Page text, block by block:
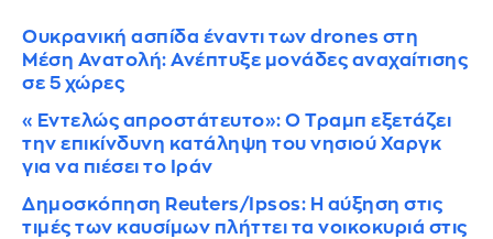
Ουκρανική ασπίδα έναντι των drones στη
Μέση Ανατολή: Ανέπτυξε μονάδες αναχαίτισης
σε 5 χώρες
«Εντελώς απροστάτευτο»: Ο Τραμπ εξετάζει
την επικίνδυνη κατάληψη του νησιού Χαργκ
για να πιέσει το Ιράν
Δημοσκόπηση Reuters/Ipsos: Η αύξηση στις
τιμές των καυσίμων πλήττει τα νοικοκυριά στις